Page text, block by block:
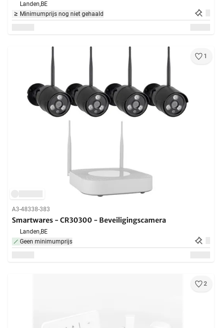
Landen,BE
Minimumprijs nog niet gehaald
1
A3-48338-383
Smartwares - CR30300 - Beveiligingscamera
Landen,BE
Geen minimumprijs
2